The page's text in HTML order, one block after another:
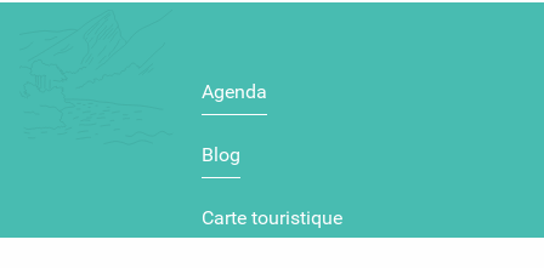
Agenda
Blog
Carte touristique